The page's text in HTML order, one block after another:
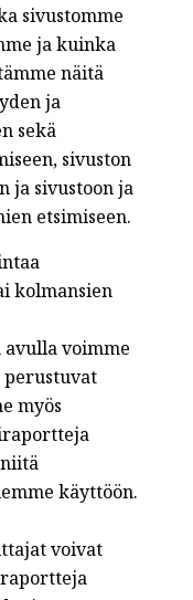
sivustomme
ja kuinka
näitä
ja
sekä
sivuston
ja sivustoon ja
etsimiseen.
kolmansien
voimme
myös
käyttöön.
voivat